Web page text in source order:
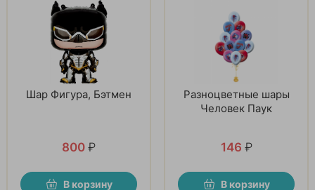
Шар Фигура, Бэтмен
800 ₽
В корзину
Разноцветные шары
Человек Паук
146 ₽
В корзину